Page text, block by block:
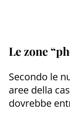
Le zone
Secondo le
aree della
dovrebbe